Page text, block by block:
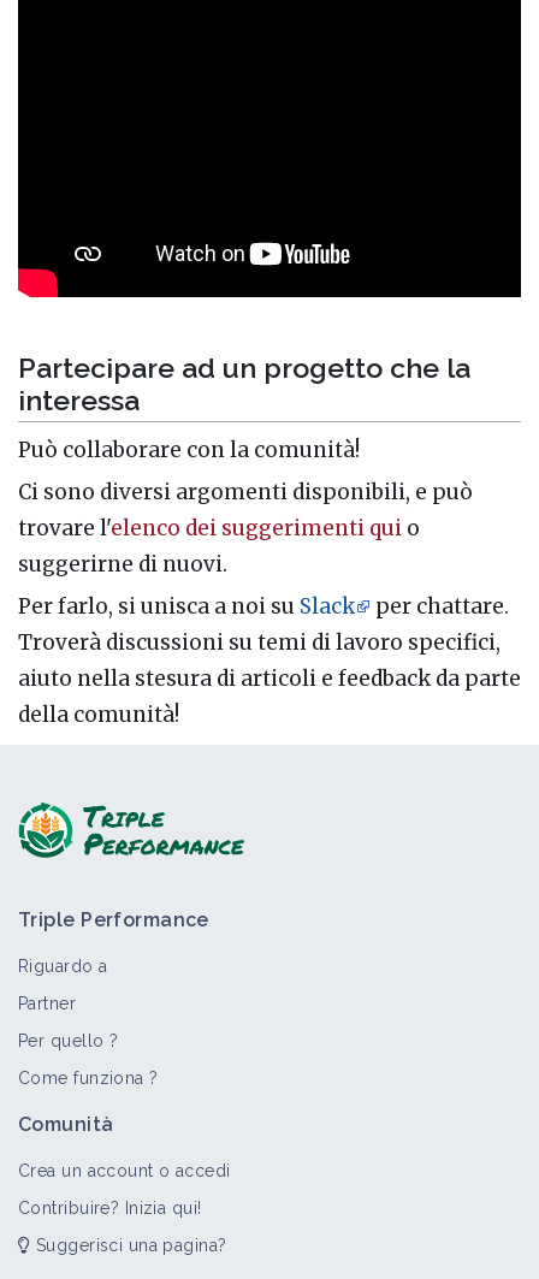
Partecipare ad un progetto che la
interessa
Può collaborare con la comunità!
Ci sono diversi argomenti disponibili, e può
trovare l'elenco dei suggerimenti qui o
suggerirne di nuovi.
Per farlo, si unisca a noi su Slack
per chattare.
Troverà discussioni su temi di lavoro specifici,
aiuto nella stesura di articoli e feedback da parte
della comunità!
Triple Performance
Riguardo a
Partner
Per quello ?
Come funziona ?
Comunità
Crea un account o accedi
Contribuire? Inizia qui!
Suggerisci una pagina?